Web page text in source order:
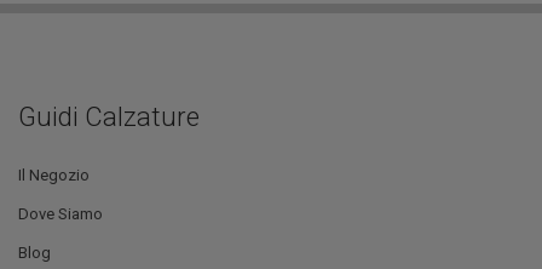
Guidi Calzature
Il Negozio
Dove Siamo
Blog